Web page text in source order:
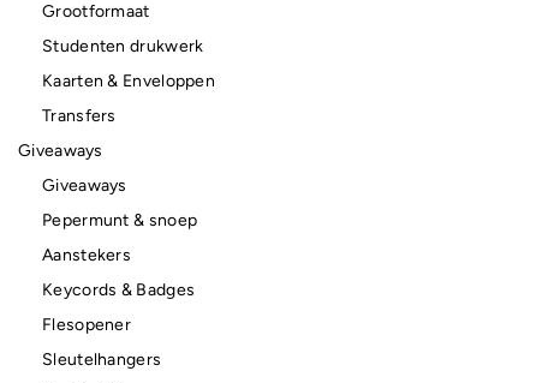
Grootformaat
Studenten drukwerk
Kaarten & Enveloppen
Transfers
Giveaways
Giveaways
Pepermunt & snoep
Aanstekers
Keycords & Badges
Flesopener
Sleutelhangers